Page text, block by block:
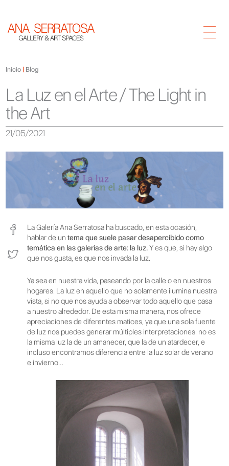
Inicio Blog
La Luz en el Arte / The Light in
the Art
21/05/2021
La Galería Ana Serratosa ha buscado, en esta ocasión,
hablar de untema que suele pasar desapercibido como
temática en las galerías de arte: la luz.Y es que, si hay algo
que nos gusta, es que nos invada la luz.
Ya sea en nuestra vida, paseando por la calle o en nuestros
hogares. La luz en aquello que no solamente ilumina nuestra
vista, si no que nos ayuda a observar todo aquello que pasa
a nuestro alrededor. De esta misma manera, nos ofrece
apreciaciones de diferentes matices, ya que una sola fuente
de luz nos puedes generar múltiples interpretaciones: no es
la misma luz la de un amanecer, que la de un atardecer, e
incluso encontramos diferencia entre la luz solar de verano
e invierno…